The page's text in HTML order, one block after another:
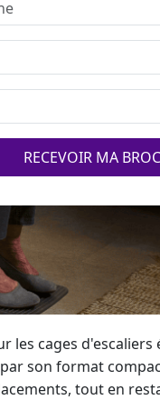
RECEVOIR MA
les cages d'escaliers
son format
tout en